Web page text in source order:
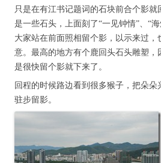
只是在有江书记题词的石块前合个影
是一些石头，上面刻了“一见钟情”、“海
大家站在前面照相留个影，以示来过，
意。最高的地方有个鹿回头石头雕塑，
是很快留个影就下来了。
回程的时候路边看到很多猴子，把朵
驻步留影。